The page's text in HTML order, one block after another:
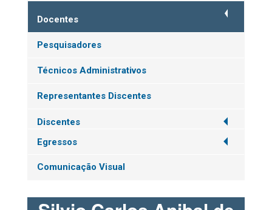
Docentes
Pesquisadores
Técnicos Administrativos
Representantes Discentes
Discentes
Egressos
Comunicação Visual